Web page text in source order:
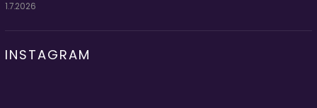
1.7.2026
INSTAGRAM